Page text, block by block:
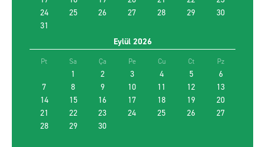
24
25 26 27 28 29
30
31
Eylül 2026
Pt Sa Ça Pe Cu Ct Pz
1 2 3 4 5
6
7
8 9 10 11 12
13
14
15 16 17 18 19
20
21
22 23 24 25 26
27
28
29 30
Farklı yerde bırakmak istiyorum
Promosyon kodu kullan
EN UYGUN ARACI BUL